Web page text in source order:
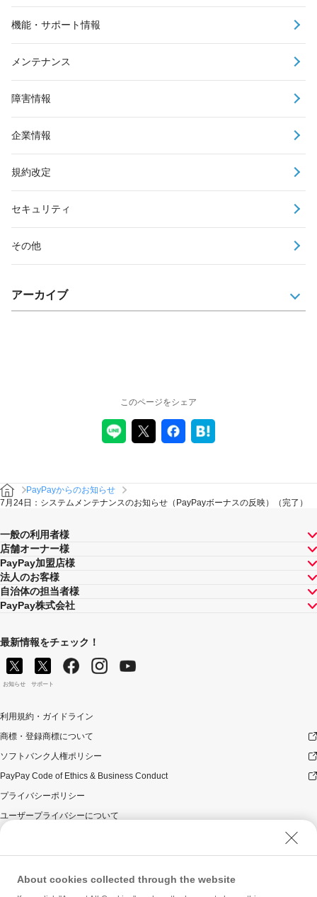
機能・サポート情報
メンテナンス
障害情報
企業情報
規約改定
セキュリティ
その他
アーカイブ
このページをシェア
PayPayからのお知らせ
7月24日：システムメンテナンスのお知らせ（PayPayボーナスの反映）（完了）
一般の利用者様
店舗オーナー様
PayPay加盟店様
法人のお客様
自治体の担当者様
PayPay株式会社
最新情報をチェック！
お知らせ サポート
利用規約・ガイドライン
商標・登録商標について
ソフトバンク人権ポリシー
PayPay Code of Ethics & Business Conduct
プライバシーポリシー
ユーザープライバシーについて
ウェブサイト利用規約
反社会的勢力に対する方針
勧誘方針
About cookies collected through the website